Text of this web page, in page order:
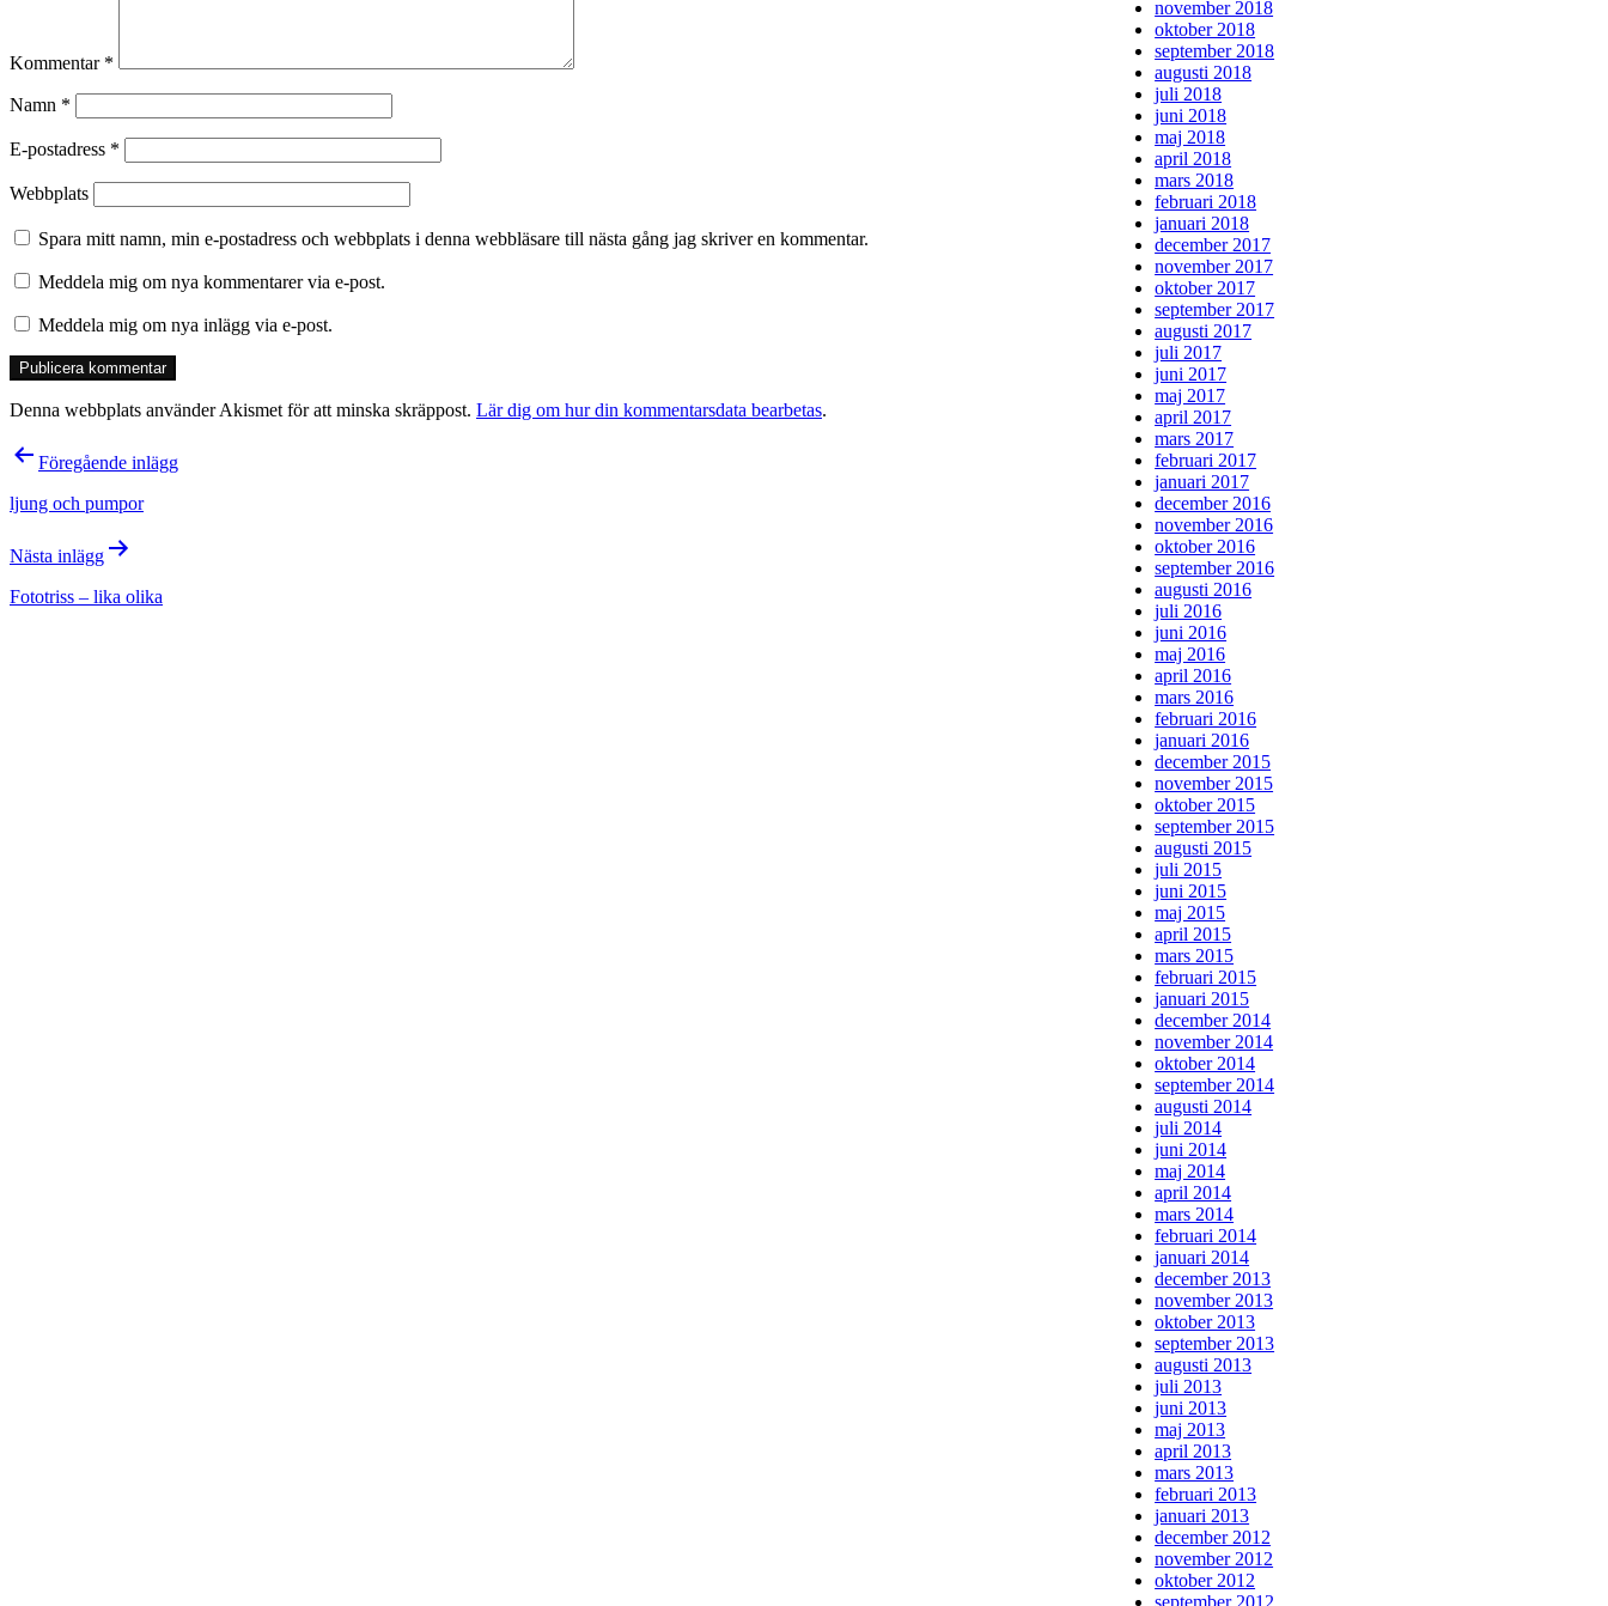
Kommentar *
Namn *
E-postadress *
Webbplats
Spara mitt namn, min e-postadress och webbplats i denna webbläsare till nästa gång jag skriver en kommentar.
Meddela mig om nya kommentarer via e-post.
Meddela mig om nya inlägg via e-post.
Denna webbplats använder Akismet för att minska skräppost. Lär dig om hur din kommentarsdata bearbetas.
Inläggsnavigering
Föregående inlägg
ljung och pumpor
Nästa inlägg
Fototriss – lika olika
november 2018
oktober 2018
september 2018
augusti 2018
juli 2018
juni 2018
maj 2018
april 2018
mars 2018
februari 2018
januari 2018
december 2017
november 2017
oktober 2017
september 2017
augusti 2017
juli 2017
juni 2017
maj 2017
april 2017
mars 2017
februari 2017
januari 2017
december 2016
november 2016
oktober 2016
september 2016
augusti 2016
juli 2016
juni 2016
maj 2016
april 2016
mars 2016
februari 2016
januari 2016
december 2015
november 2015
oktober 2015
september 2015
augusti 2015
juli 2015
juni 2015
maj 2015
april 2015
mars 2015
februari 2015
januari 2015
december 2014
november 2014
oktober 2014
september 2014
augusti 2014
juli 2014
juni 2014
maj 2014
april 2014
mars 2014
februari 2014
januari 2014
december 2013
november 2013
oktober 2013
september 2013
augusti 2013
juli 2013
juni 2013
maj 2013
april 2013
mars 2013
februari 2013
januari 2013
december 2012
november 2012
oktober 2012
september 2012